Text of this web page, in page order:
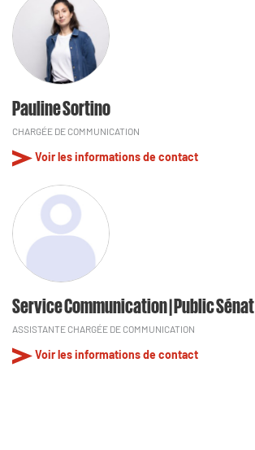
Pauline Sortino
CHARGÉE DE COMMUNICATION
Voir les informations de contact
Service Communication | Public Sénat
ASSISTANTE CHARGÉE DE COMMUNICATION
Voir les informations de contact